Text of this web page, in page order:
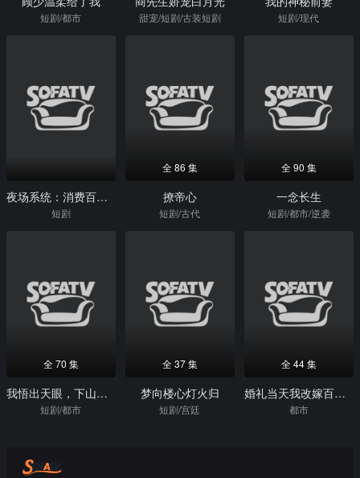
短剧/都市 甜宠/短剧/古装短剧 短剧/现代
夜场系统：消费百倍返炸了
短剧
全 86 集
撩帝心
短剧/古代
全 90 集
一念长生
短剧/都市/逆袭
全 70 集
我悟出天眼，下山就无敌
短剧/都市
全 37 集
梦向楼心灯火归
短剧/宫廷
全 44 集
婚礼当天我改嫁百万摄影师
都市